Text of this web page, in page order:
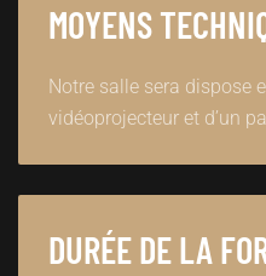
MOYENS
Notre salle sera dispose
vidéoprojecteur et d’un
DURÉE DE LA